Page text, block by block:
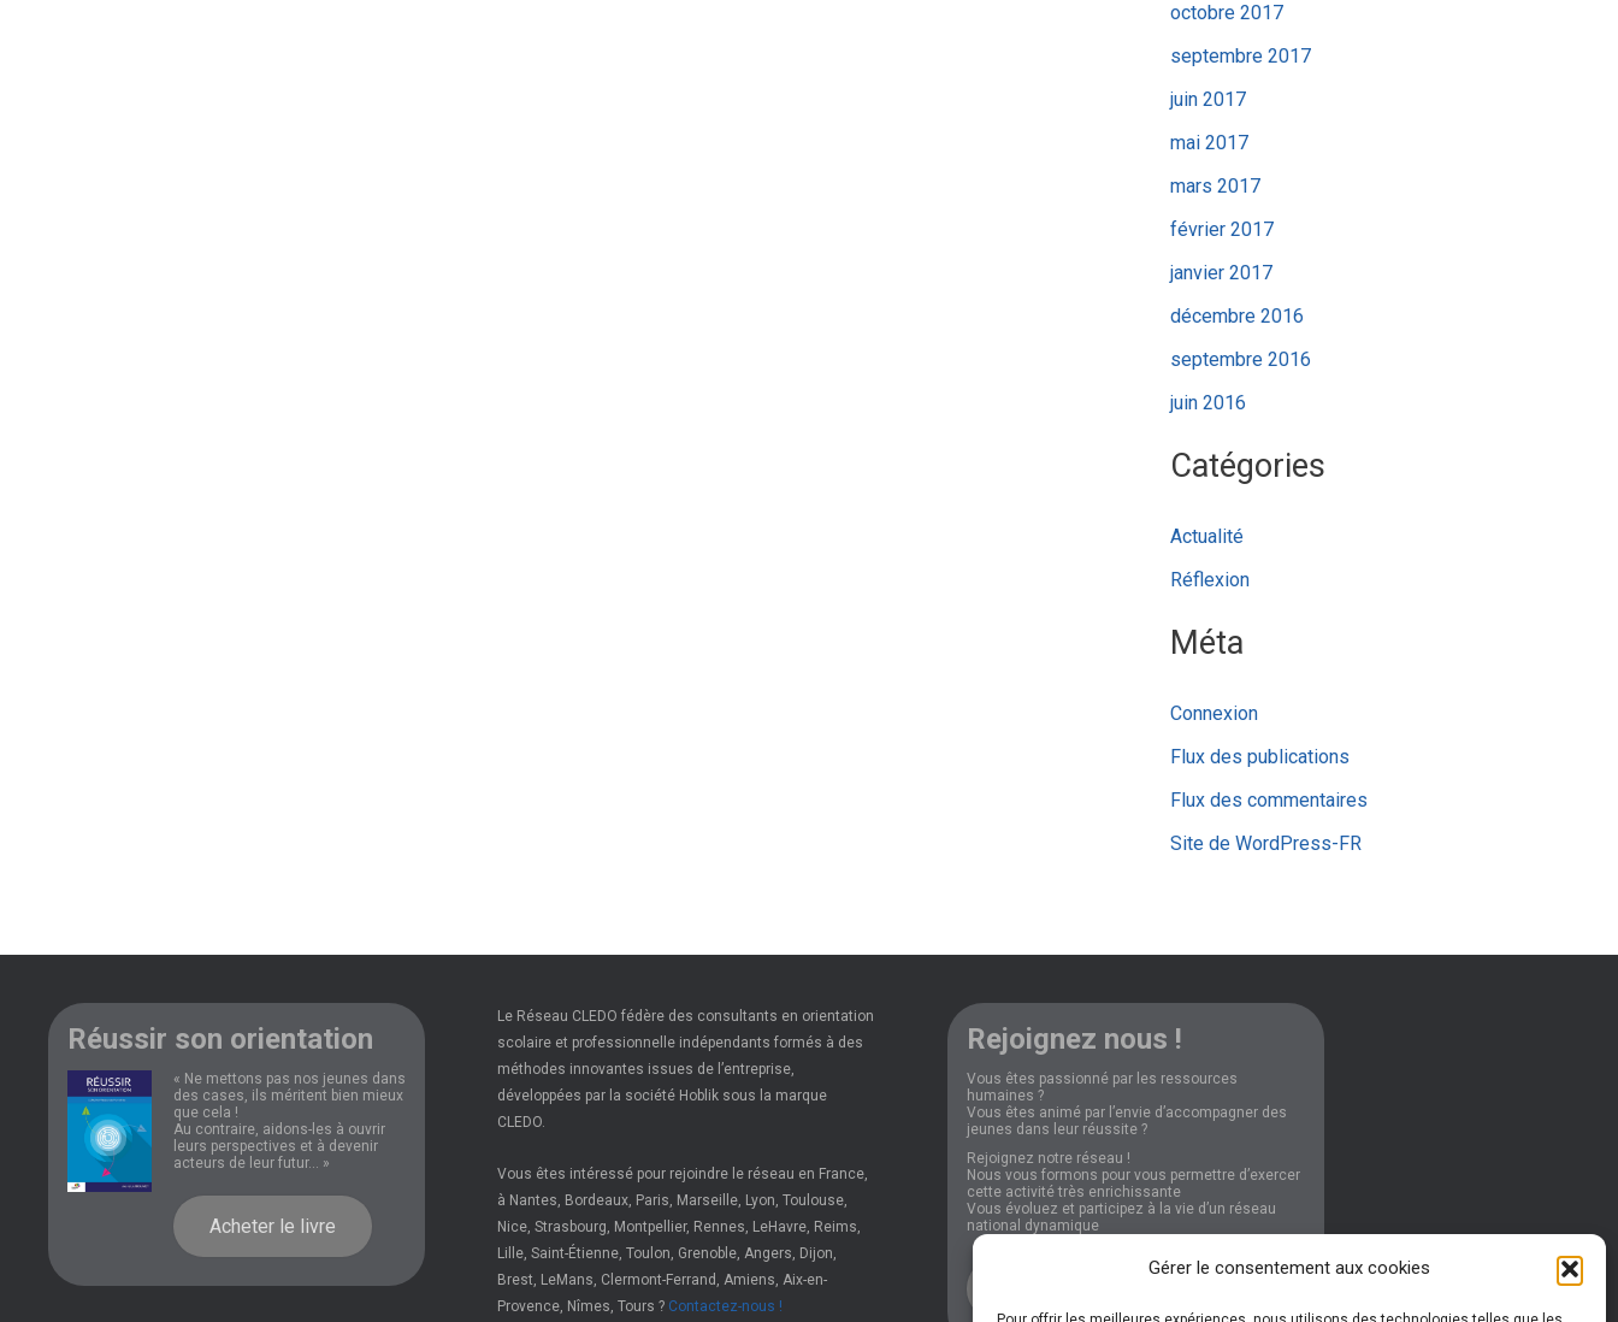
Gérer le consentement aux cookies
octobre 2017
septembre 2017
juin 2017
mai 2017
mars 2017
février 2017
janvier 2017
décembre 2016
septembre 2016
juin 2016
Catégories
Actualité
Réflexion
Méta
Connexion
Flux des publications
Flux des commentaires
Site de WordPress-FR
Réussir son orientation
« Ne mettons pas nos jeunes dans
des cases, ils méritent bien mieux
que cela !
Au contraire, aidons-les à ouvrir
leurs perspectives et à devenir
acteurs de leur futur... »
Acheter le livre
Le Réseau CLEDO fédère des consultants en orientation
scolaire et professionnelle indépendants formés à des
méthodes innovantes issues de l’entreprise,
développées par la société Hoblik sous la marque
CLEDO.
Vous êtes intéressé pour rejoindre le réseau en France,
à Nantes, Bordeaux, Paris, Marseille, Lyon, Toulouse,
Nice, Strasbourg, Montpellier, Rennes, LeHavre, Reims,
Lille, Saint-Étienne, Toulon, Grenoble, Angers, Dijon,
Brest, LeMans, Clermont-Ferrand, Amiens, Aix-en-
Provence, Nîmes, Tours ? Contactez-nous !
Rejoignez nous !
Vous êtes passionné par les ressources
humaines ?
Vous êtes animé par l’envie d’accompagner des
jeunes dans leur réussite ?
Rejoignez notre réseau !
Nous vous formons pour vous permettre d’exercer
cette activité très enrichissante
Vous évoluez et participez à la vie d’un réseau
national dynamique